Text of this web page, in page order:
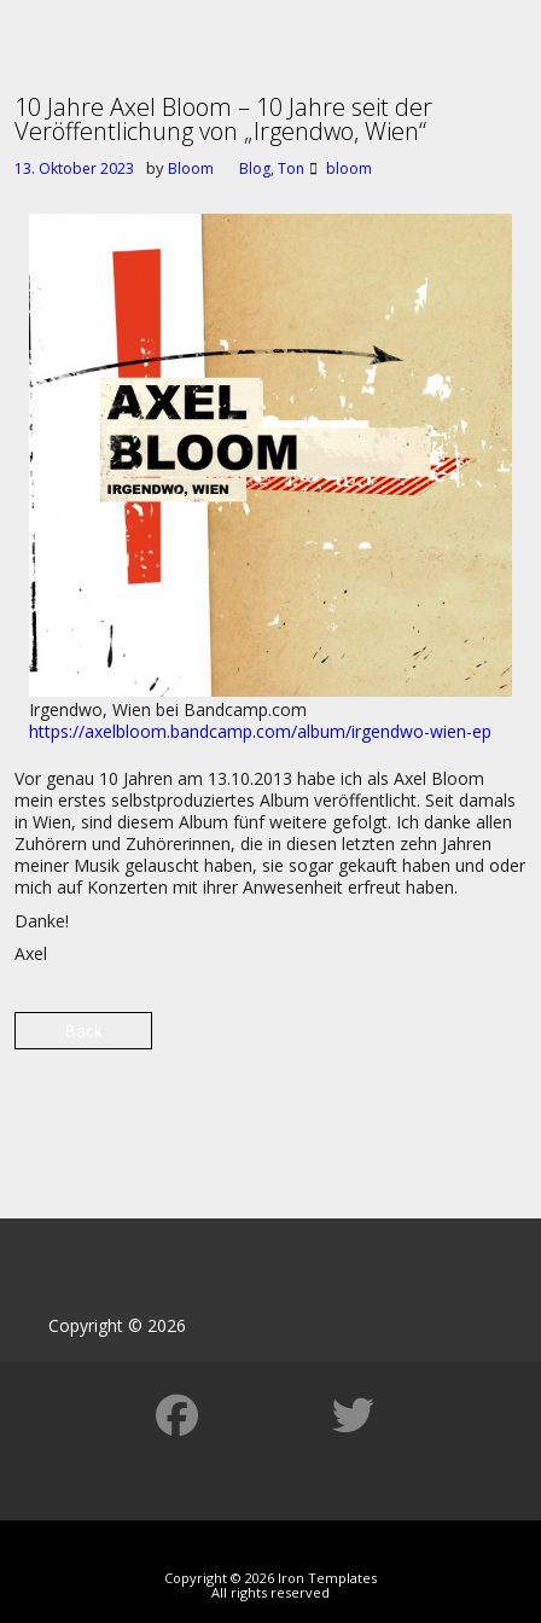
10 Jahre Axel Bloom – 10 Jahre seit der
Veröffentlichung von „Irgendwo, Wien“
13. Oktober 2023 by Bloom Blog, Ton bloom
Irgendwo, Wien bei Bandcamp.com
https://axelbloom.bandcamp.com/album/irgendwo-wien-ep
Vor genau 10 Jahren am 13.10.2013 habe ich als Axel Bloom
mein erstes selbstproduziertes Album veröffentlicht. Seit damals
in Wien, sind diesem Album fünf weitere gefolgt. Ich danke allen
Zuhörern und Zuhörerinnen, die in diesen letzten zehn Jahren
meiner Musik gelauscht haben, sie sogar gekauft haben und oder
mich auf Konzerten mit ihrer Anwesenheit erfreut haben.
Danke!
Axel
Copyright © 2026
Copyright © 2026 Iron Templates
All rights reserved